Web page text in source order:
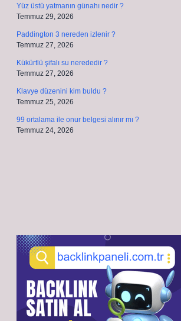
Yüz üstü yatmanın günahı nedir ?
Temmuz 29, 2026
Paddington 3 nereden izlenir ?
Temmuz 27, 2026
Kükürtlü şifalı su nerededir ?
Temmuz 27, 2026
Klavye düzenini kim buldu ?
Temmuz 25, 2026
99 ortalama ile onur belgesi alınır mı ?
Temmuz 24, 2026